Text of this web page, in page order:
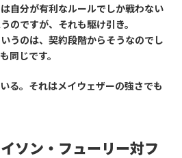
自分が有利なルールでしか戦わない
のですが、それも駆け引き。
うのは、契約段階からそうなのでし
同じです。
る。それはメイウェザーの強さでも
ソン・フューリー対フ